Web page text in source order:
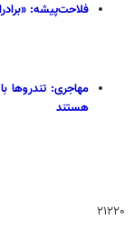
فلاحت‌پیشه:
مهاجری: تندروها
هستند
۲۱۲۲۰